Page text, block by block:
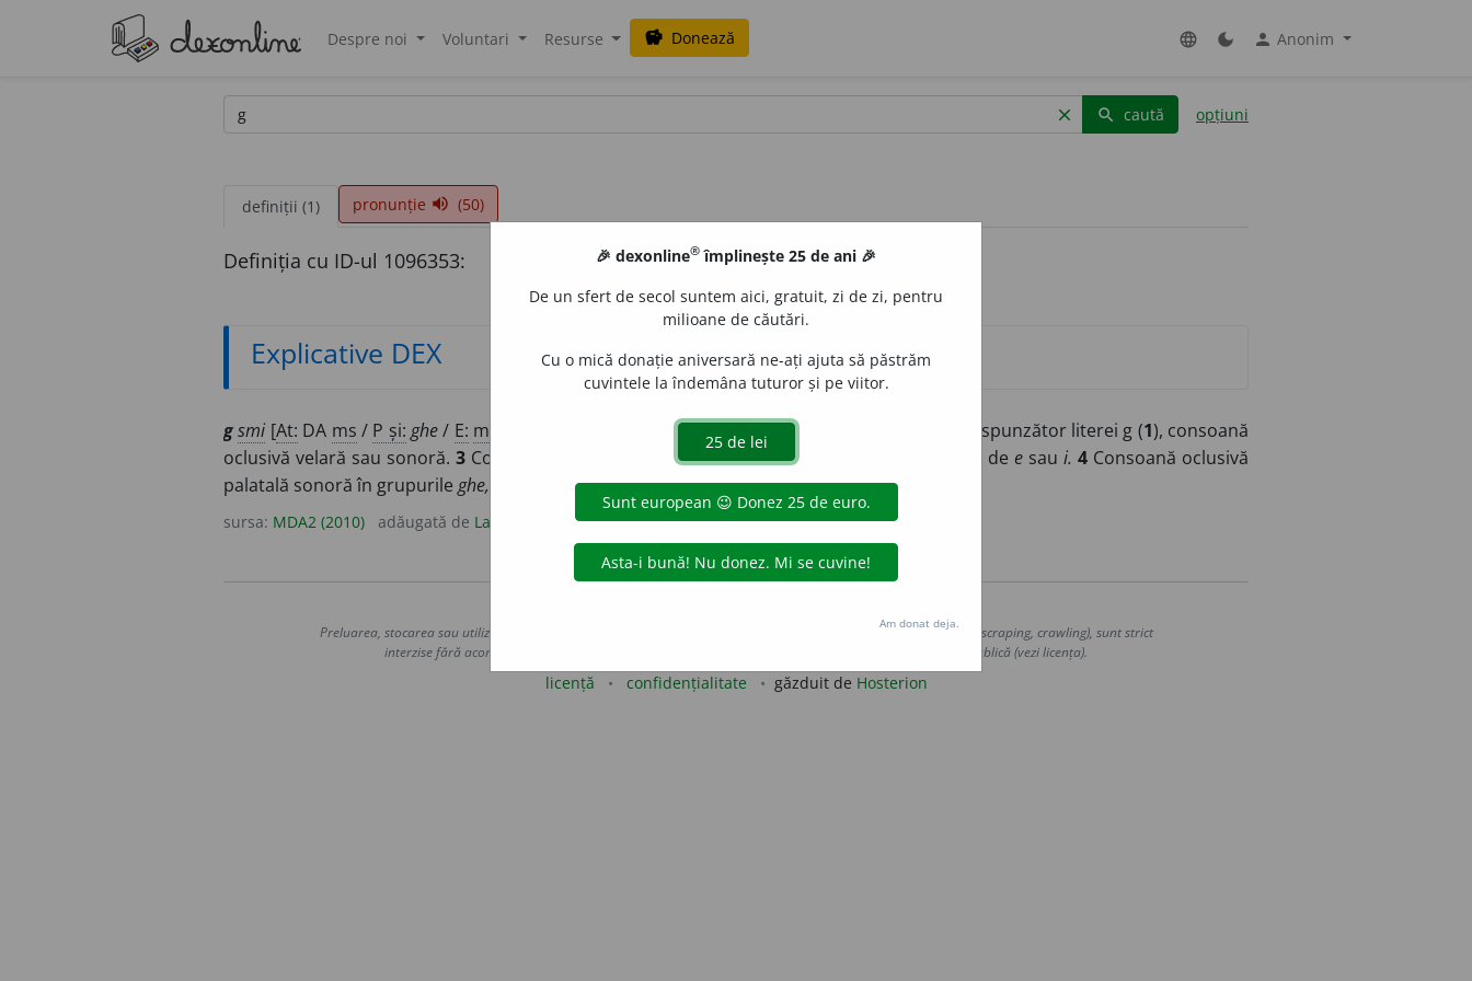
Despre noi Voluntari Resurse savings Donează language dark_mode person Anonim
clear search caută opțiuni
definiții (1) pronunție volume_up (50)
Definiția cu ID-ul 1096353:
Explicative DEX
gsmi [At: DA ms / P și: ghe/ E: ml A noua literă a alfabetului limbii române. Sunet corespunzător literei g (1), consoană
oclusivă velară sau sonoră. 3Consoană semioclusivă prepalatală sonoră când este urmată dee saui. 4 Consoană oclusivă
palatală sonoră în grupurile ghe, ghi.
sursa: MDA2 (2010) adăugată de LauraGellner acțiuni
Preluarea, stocarea sau utilizarea datelor de pe acest site, inclusiv prin orice metode de extragere automată (web scraping, crawling), sunt strict
interzise fără acordul nostru prealabil scris, cu excepția seturilor de date oferite oficial spre utilizare publică (vezi licența).
licență confidențialitate găzduit de Hosterion
🎉 dexonline® împlinește 25 de ani 🎉
De un sfert de secol suntem aici, gratuit, zi de zi, pentru
milioane de căutări.
Cu o mică donație aniversară ne-ați ajuta să păstrăm
cuvintele la îndemâna tuturor și pe viitor.
Am donat deja.